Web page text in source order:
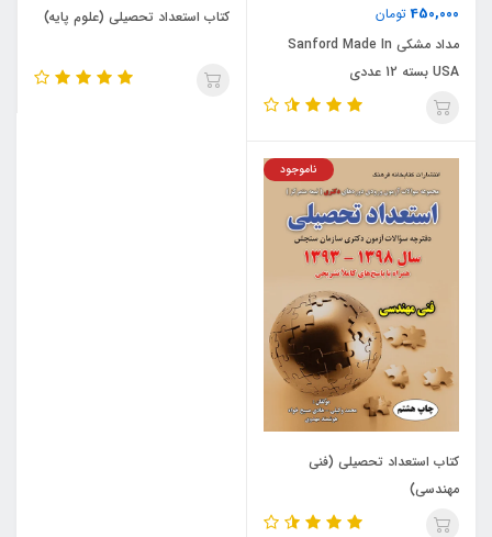
450,000تومان
مداد مشکی Sanford Made In
USA بسته 12 عددی
کتاب استعداد تحصیلی (علوم پایه)
ناموجود
کتاب استعداد تحصیلی (فنی
مهندسی)